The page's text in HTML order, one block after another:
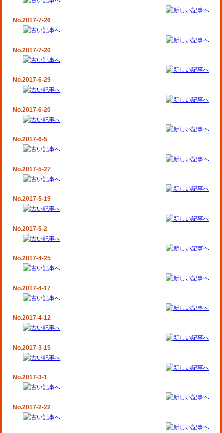
No.2017-7-26
No.2017-7-20
No.2017-6-29
No.2017-6-20
No.2017-6-5
No.2017-5-27
No.2017-5-19
No.2017-5-2
No.2017-4-25
No.2017-4-17
No.2017-4-12
No.2017-3-15
No.2017-3-1
No.2017-2-22